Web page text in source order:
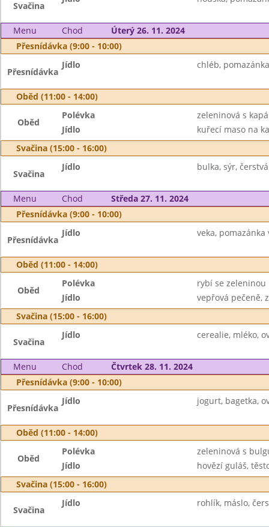
Svačina
Menu Chod
Úterý 26. 11. 2024
Přesnídávka (9:00 - 10:00)
Přesnídávka
Jídlo chléb,
Oběd (11:00 - 14:00)
Oběd
Polévka
zeleninová s
Jídlo
kuřecí maso na
Svačina (15:00 - 16:00)
Svačina
Jídlo bulka, sýr,
Menu Chod
Středa 27. 11. 2024
Přesnídávka (9:00 - 10:00)
Přesnídávka
Jídlo veka, pomazánka
Oběd (11:00 - 14:00)
Oběd
Polévka
rybí se zeleninou
Jídlo
vepřová pečeně,
Svačina (15:00 - 16:00)
Svačina
Jídlo cerealie, mléko,
Menu Chod
Čtvrtek 28. 11. 2024
Přesnídávka (9:00 - 10:00)
Přesnídávka
Jídlo jogurt, bagetka,
Oběd (11:00 - 14:00)
Oběd
Polévka
zeleninová s
Jídlo
hovězí guláš,
Svačina (15:00 - 16:00)
Svačina
Jídlo rohlík, máslo,